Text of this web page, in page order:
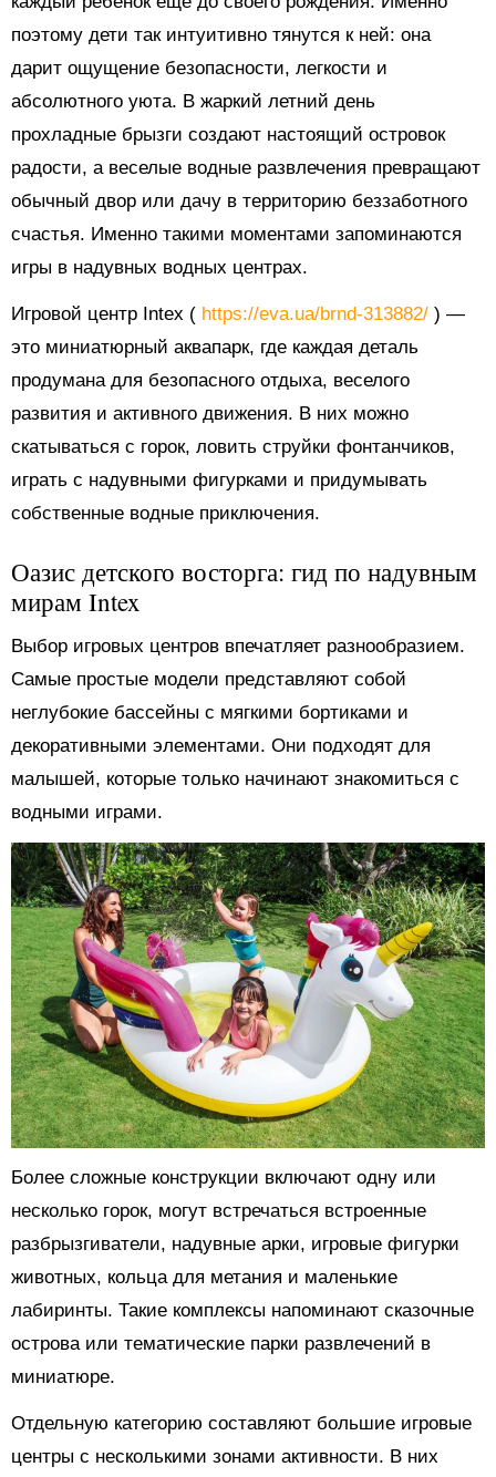
поэтому дети так интуитивно тянутся к ней: она
дарит ощущение безопасности, легкости и
абсолютного уюта. В жаркий летний день
прохладные брызги создают настоящий островок
радости, а веселые водные развлечения превращают
обычный двор или дачу в территорию беззаботного
счастья. Именно такими моментами запоминаются
игры в надувных водных центрах.
Игровой центр Intex ( https://eva.ua/brnd-313882/ ) —
это миниатюрный аквапарк, где каждая деталь
продумана для безопасного отдыха, веселого
развития и активного движения. В них можно
скатываться с горок, ловить струйки фонтанчиков,
играть с надувными фигурками и придумывать
собственные водные приключения.
Оазис детского восторга: гид по надувным
мирам Intex
Выбор игровых центров впечатляет разнообразием.
Самые простые модели представляют собой
неглубокие бассейны с мягкими бортиками и
декоративными элементами. Они подходят для
малышей, которые только начинают знакомиться с
водными играми.
Более сложные конструкции включают одну или
несколько горок, могут встречаться встроенные
разбрызгиватели, надувные арки, игровые фигурки
животных, кольца для метания и маленькие
лабиринты. Такие комплексы напоминают сказочные
острова или тематические парки развлечений в
миниатюре.
Отдельную категорию составляют большие игровые
центры с несколькими зонами активности. В них